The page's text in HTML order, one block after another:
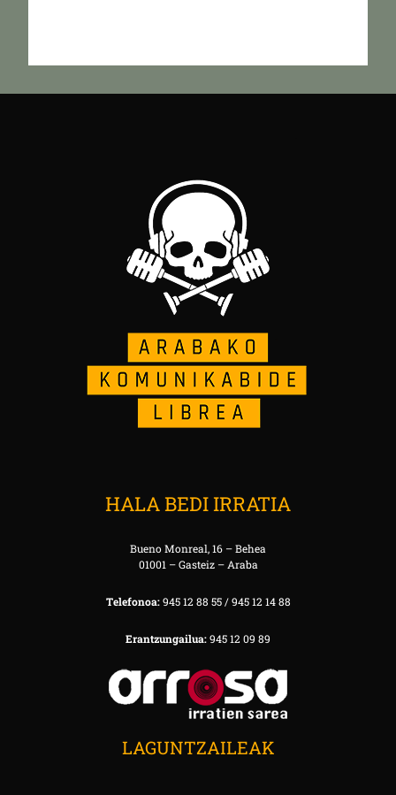
HALA BEDI IRRATIA
Bueno Monreal, 16 – Behea
01001 – Gasteiz – Araba
Telefonoa:945 12 88 55 / 945 12 14 88
Erantzungailua:945 12 09 89
LAGUNTZAILEAK